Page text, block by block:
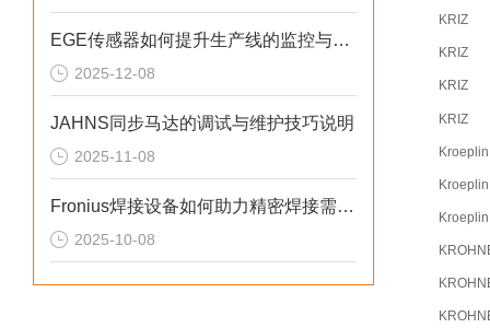
EGE传感器如何提升生产线的监控与管理效率？
2025-12-08
JAHNS同步马达的调试与维护技巧说明
2025-11-08
Fronius焊接设备如何助力精密焊接需求？
2025-10-08
KRIZ
KRIZ
KRIZ
KRIZ
Kroeplin
Kroeplin
Kroeplin